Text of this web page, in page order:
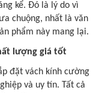
kể. Đó là lý do vì
chuộng, nhất là văn
phẩm này mang lại.
lượng giá tốt
đặt vách kính cường
và uy tín. Tất cả